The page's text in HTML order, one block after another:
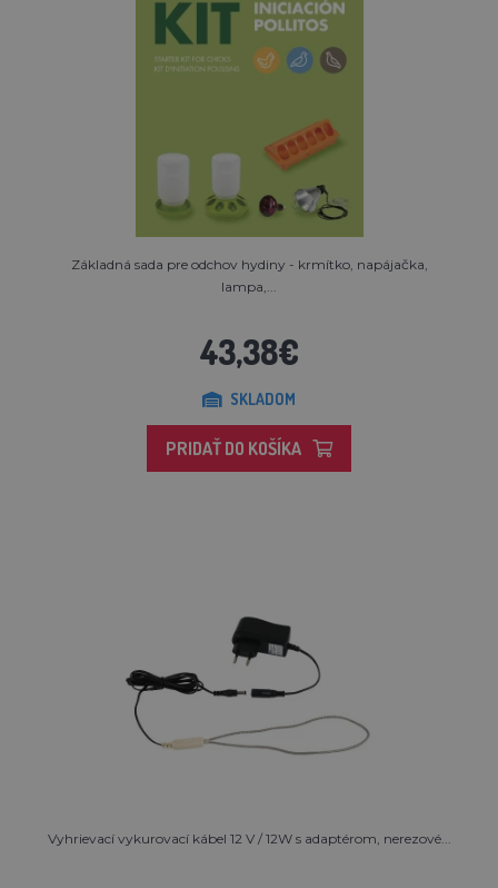
Základná sada pre odchov hydiny - krmítko, napájačka,
lampa,...
43,38€
SKLADOM
PRIDAŤ DO KOŠÍKA
Vyhrievací vykurovací kábel 12 V / 12W s adaptérom, nerezové...